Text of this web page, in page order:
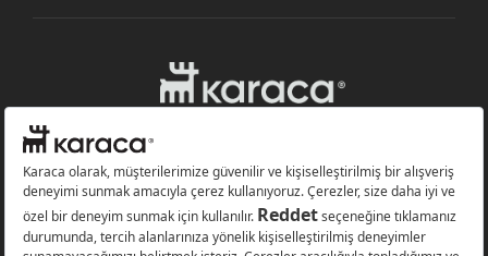
Websitesinde kullanılan bazı görseller yapay zekâ (AI) ile üretilmiştir.